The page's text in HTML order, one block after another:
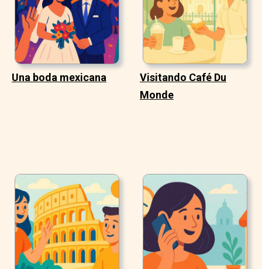
Una boda mexicana
Visitando Café Du
Monde